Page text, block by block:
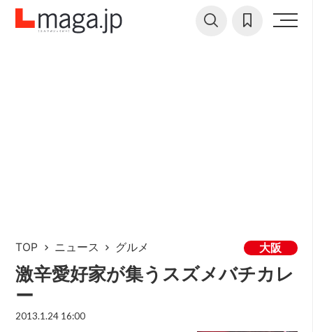
TOP ニュース グルメ 大阪
激辛愛好家が集うスズメバチカレ
ー
2013.1.24 16:00